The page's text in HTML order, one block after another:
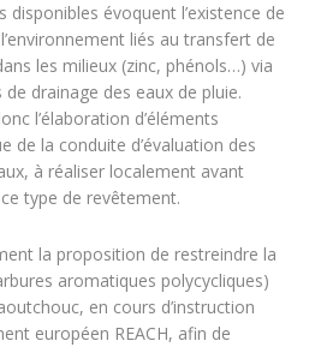
disponibles évoquent l’existence de
liés au transfert de
les milieux (zinc, phénols…) via
drainage des eaux de pluie.
l’élaboration d’éléments
de la conduite d’évaluation des
à réaliser localement avant
type de revêtement.
la proposition de restreindre la
aromatiques polycycliques)
en cours d’instruction
européen REACH, afin de